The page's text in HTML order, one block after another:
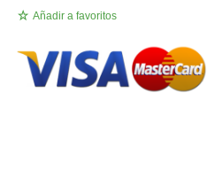
Añadir a favoritos